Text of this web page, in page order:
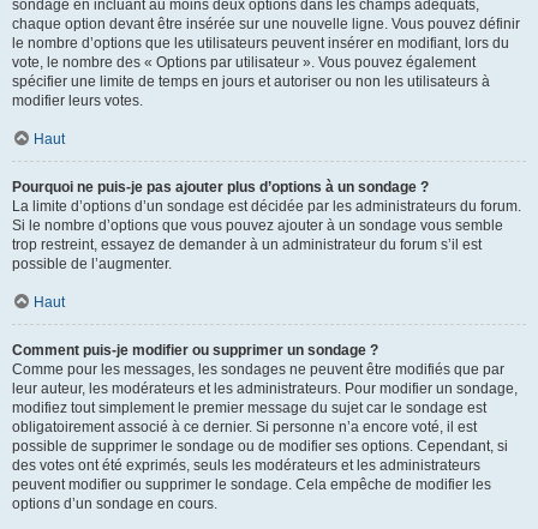
sondage en incluant au moins deux options dans les champs adéquats,
chaque option devant être insérée sur une nouvelle ligne. Vous pouvez définir
le nombre d’options que les utilisateurs peuvent insérer en modifiant, lors du
vote, le nombre des « Options par utilisateur ». Vous pouvez également
spécifier une limite de temps en jours et autoriser ou non les utilisateurs à
modifier leurs votes.
Haut
Pourquoi ne puis-je pas ajouter plus d’options à un sondage ?
La limite d’options d’un sondage est décidée par les administrateurs du forum.
Si le nombre d’options que vous pouvez ajouter à un sondage vous semble
trop restreint, essayez de demander à un administrateur du forum s’il est
possible de l’augmenter.
Haut
Comment puis-je modifier ou supprimer un sondage ?
Comme pour les messages, les sondages ne peuvent être modifiés que par
leur auteur, les modérateurs et les administrateurs. Pour modifier un sondage,
modifiez tout simplement le premier message du sujet car le sondage est
obligatoirement associé à ce dernier. Si personne n’a encore voté, il est
possible de supprimer le sondage ou de modifier ses options. Cependant, si
des votes ont été exprimés, seuls les modérateurs et les administrateurs
peuvent modifier ou supprimer le sondage. Cela empêche de modifier les
options d’un sondage en cours.